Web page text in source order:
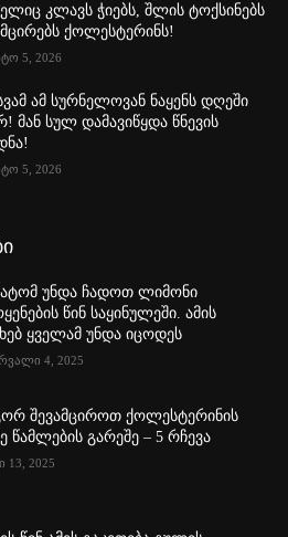
კლავს ჭიებს, შლის ტოქსინებს
ქოლესტერინს!
5, 2026
ამ სურნელოვან ნაყენს დღეში
მან სულ დამავიწყდა წნევის
5, 2026
უნდა ჩადოთ ლიმონი
წინ საყინულეში. ამის
ყველამ უნდა იცოდეს
4, 2025
შევამციროთ ქოლესტერინის
წამლების გარეშე – 5 რჩევა
13, 2025